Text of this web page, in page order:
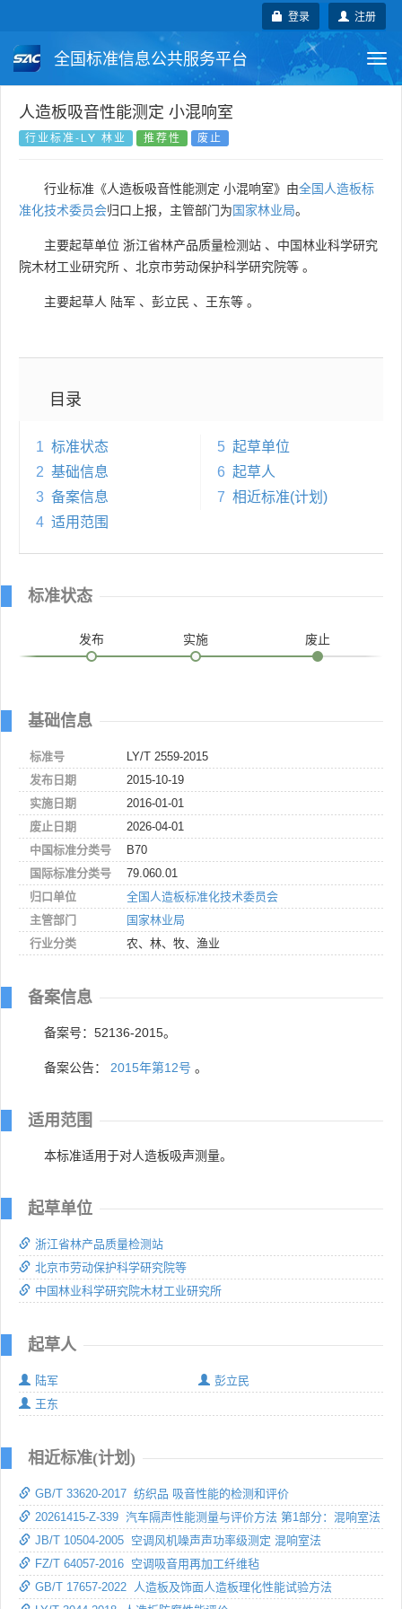
注册
登录
全国标准信息公共服务平台
国家标准 行业标准
国外标准 技术委员会
人造板吸音性能测定 小混响室
行业标准-LY 林业 推荐性 废止
行业标准《人造板吸音性能测定 小混响室》由全国人造板标
准化技术委员会归口上报，主管部门为国家林业局。
主要起草单位 浙江省林产品质量检测站 、 中国林业科学研究
院木材工业研究所 、 北京市劳动保护科学研究院等 。
主要起草人 陆军 、 彭立民 、 王东等 。
目录
1 标准状态
2 基础信息
3 备案信息
4 适用范围
5 起草单位
6 起草人
7 相近标准(计划)
标准状态
发布 实施 废止
基础信息
标准号
LY/T 2559-2015
发布日期
2015-10-19
实施日期
2016-01-01
废止日期
2026-04-01
中国标准分类号
B70
国际标准分类号
79.060.01
归口单位
全国人造板标准化技术委员会
主管部门
国家林业局
行业分类
农、林、牧、渔业
备案信息
备案号：52136-2015。
备案公告： 2015年第12号 。
适用范围
本标准适用于对人造板吸声测量。
起草单位
浙江省林产品质量检测站
北京市劳动保护科学研究院等
中国林业科学研究院木材工业研究所
起草人
陆军
彭立民
王东
相近标准(计划)
GB/T 33620-2017 纺织品 吸音性能的检测和评价
20261415-Z-339 汽车隔声性能测量与评价方法 第1部分：混响室法
JB/T 10504-2005 空调风机噪声声功率级测定 混响室法
FZ/T 64057-2016 空调吸音用再加工纤维毡
GB/T 17657-2022 人造板及饰面人造板理化性能试验方法